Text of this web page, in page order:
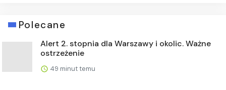
Polecane
Alert 2. stopnia dla Warszawy i okolic. Ważne
ostrzeżenie
49 minut temu